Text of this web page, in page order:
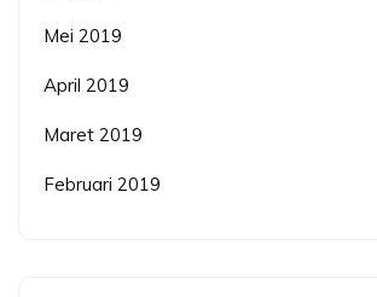
Mei 2019
April 2019
Maret 2019
Februari 2019